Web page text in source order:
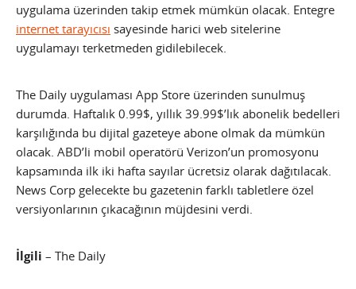
uygulama üzerinden takip etmek mümkün olacak. Entegre
internet tarayıcısı sayesinde harici web sitelerine
uygulamayı terketmeden gidilebilecek.
The Daily uygulaması App Store üzerinden sunulmuş
durumda. Haftalık 0.99$, yıllık 39.99$’lık abonelik bedelleri
karşılığında bu dijital gazeteye abone olmak da mümkün
olacak. ABD’li mobil operatörü Verizon’un promosyonu
kapsamında ilk iki hafta sayılar ücretsiz olarak dağıtılacak.
News Corp gelecekte bu gazetenin farklı tabletlere özel
versiyonlarının çıkacağının müjdesini verdi.
İlgili – The Daily